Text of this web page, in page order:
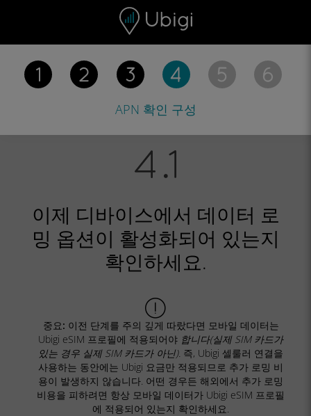
내비게이션 바 하단
APN 확인 구성
이제 디바이스에서 데이터 로
밍 옵션이 활성화되어 있는지
확인하세요.
중요: 이전 단계를 주의 깊게 따랐다면 모바일 데이터는
Ubigi eSIM 프로필에 적용되어야 합니다(실제 SIM 카드가
있는 경우 실제 SIM 카드가 아닌). 즉, Ubigi 셀룰러 연결을
사용하는 동안에는 Ubigi 요금만 적용되므로 추가 로밍 비
용이 발생하지 않습니다. 어떤 경우든 해외에서 추가 로밍
비용을 피하려면 항상 모바일 데이터가 Ubigi eSIM 프로필
에 적용되어 있는지 확인하세요.